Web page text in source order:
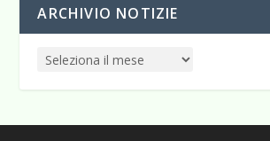
ARCHIVIO NOTIZIE